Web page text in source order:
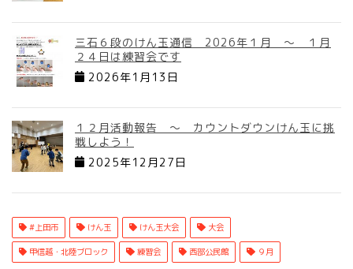
三石６段のけん玉通信 2026年１月 ～ １月
２４日は練習会です
2026年1月13日
１２月活動報告 ～ カウントダウンけん玉に挑
戦しよう！
2025年12月27日
#上田市 けん玉 けん玉大会 大会
甲信越・北陸ブロック 練習会 西部公民館 ９月